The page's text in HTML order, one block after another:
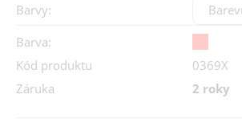
Barvy:
Barva:
Kód produktu
0369X
Záruka
2 roky